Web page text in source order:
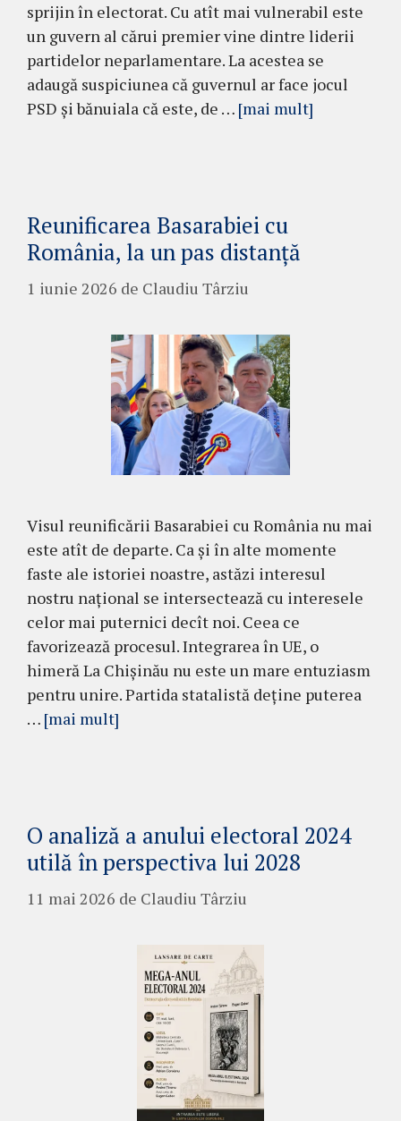
sprijin în electorat. Cu atît mai vulnerabil este
un guvern al cărui premier vine dintre liderii
partidelor neparlamentare. La acestea se
adaugă suspiciunea că guvernul ar face jocul
PSD și bănuiala că este, de … [mai mult]
Reunificarea Basarabiei cu
România, la un pas distanță
1 iunie 2026 de Claudiu Târziu
Visul reunificării Basarabiei cu România nu mai
este atît de departe. Ca și în alte momente
faste ale istoriei noastre, astăzi interesul
nostru național se intersectează cu interesele
celor mai puternici decît noi. Ceea ce
favorizează procesul. Integrarea în UE, o
himeră La Chișinău nu este un mare entuziasm
pentru unire. Partida statalistă deține puterea
… [mai mult]
O analiză a anului electoral 2024
utilă în perspectiva lui 2028
11 mai 2026 de Claudiu Târziu